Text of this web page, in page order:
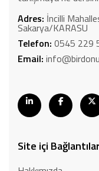
Adres: İncilli
Sakarya/KARASU
Telefon: 0545 229
Email:
Site içi Bağlantılar